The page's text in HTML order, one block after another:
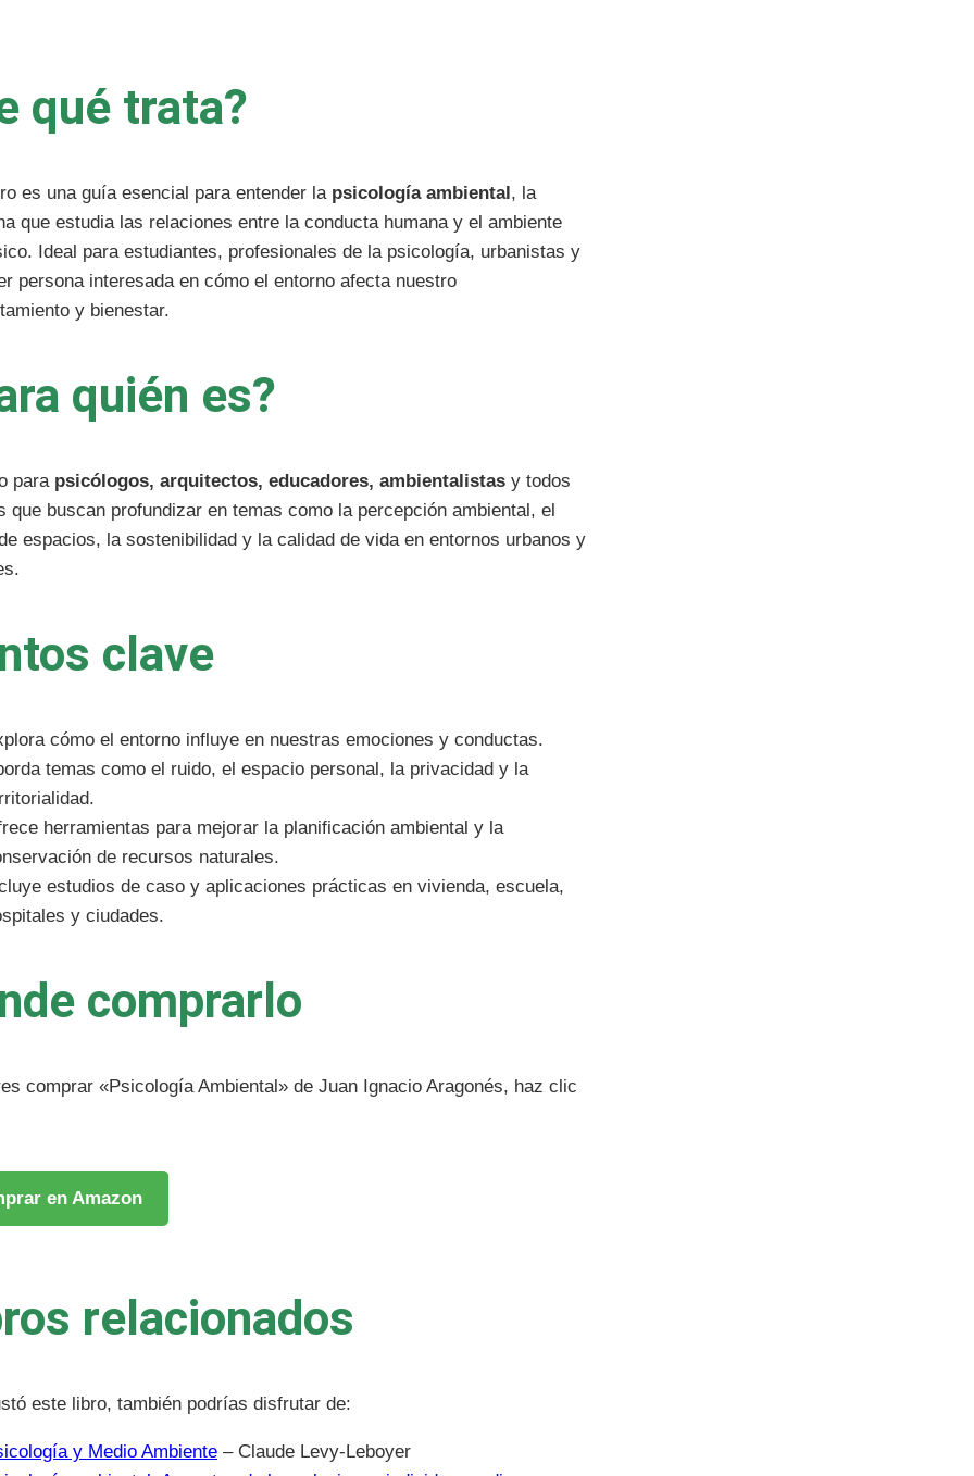
qué trata?
es una guía esencial para entender la psicología ambiental, la
que estudia las relaciones entre la conducta humana y el ambiente
Ideal para estudiantes, profesionales de la psicología, urbanistas y
persona interesada en cómo el entorno afecta nuestro
y bienestar.
quién es?
para psicólogos, arquitectos, educadores, ambientalistas y todos
que buscan profundizar en temas como la percepción ambiental, el
espacios, la sostenibilidad y la calidad de vida en entornos urbanos y
clave
cómo el entorno influye en nuestras emociones y conductas.
temas como el ruido, el espacio personal, la privacidad y la
herramientas para mejorar la planificación ambiental y la
de recursos naturales.
estudios de caso y aplicaciones prácticas en vivienda, escuela,
y ciudades.
comprarlo
comprar «Psicología Ambiental» de Juan Ignacio Aragonés, haz clic
en Amazon
relacionados
este libro, también podrías disfrutar de:
y Medio Ambiente – Claude Levy-Leboyer